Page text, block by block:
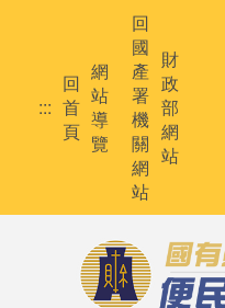
:::
回
首
頁
網
站
導
覽
回
國
產
署
機
關
網
站
財
政
部
網
站